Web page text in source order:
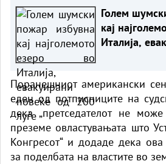
Голем
кај
Италија,
Поранешниот американски
еден од потписниците на
дека „претседателот не
преземе овластувањата што
Конгресот“ и додаде дека
за поделбата на властите во